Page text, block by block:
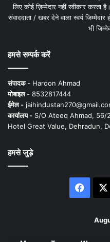
लिए कोई ज़िम्मेदार नहीं स्वीकार करता
संवाददाता / खबर देने वाला स्वयं
भी
हमसे सम्पर्क करें
संपादक - Haroon Ahmad
मोबाइल - 8532817444
ईमेल -
कार्यालय - S/O Ateeq Ahmad, 56/
Hotel Great Value, Dehradun,
हमसे जुड़े